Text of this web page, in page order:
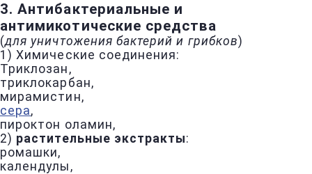
3. Антибактериальные и
антимикотические средства
(для уничтожения бактерий и грибков)
1) Химические соединения:
Триклозан,
триклокарбан,
мирамистин,
сера,
пироктон оламин,
2) растительные экстракты:
ромашки,
календулы,